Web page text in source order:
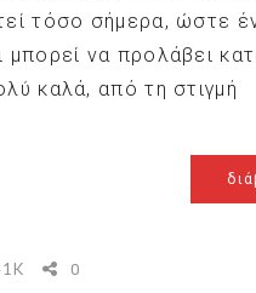
τόσο σήμερα, ώστε
μπορεί να προλάβει
καλά, από τη στιγμή
0